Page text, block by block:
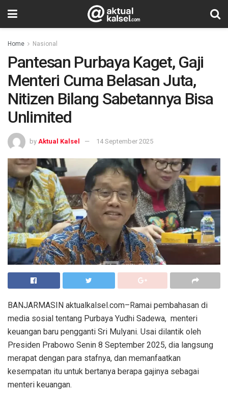
Home Nasional
Pantesan Purbaya Kaget, Gaji
Menteri Cuma Belasan Juta,
Nitizen Bilang Sabetannya Bisa
Unlimited
by Aktual Kalsel 14 September 2025
BANJARMASIN aktualkalsel.com–Ramai pembahasan di
media sosial tentang Purbaya Yudhi Sadewa, menteri
keuangan baru pengganti Sri Mulyani. Usai dilantik oleh
Presiden Prabowo Senin 8 September 2025, dia langsung
merapat dengan para stafnya, dan memanfaatkan
kesempatan itu untuk bertanya berapa gajinya sebagai
menteri keuangan.